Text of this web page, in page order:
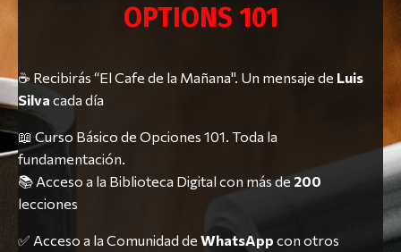
OPTIONS 101
☕ Recibirás “El Cafe de la Mañana". Un mensaje de Luis
Silva cada día
📖 Curso Básico de Opciones 101. Toda la
fundamentación.
📚 Acceso a la Biblioteca Digital con más de 200
lecciones
✅ Acceso a la Comunidad de WhatsApp con otros